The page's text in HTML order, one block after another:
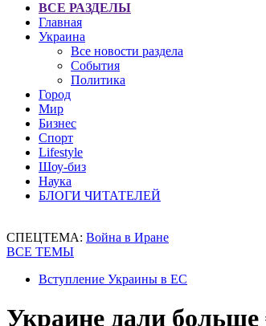
ВСЕ РАЗДЕЛЫ
Главная
Украина
Все новости раздела
События
Политика
Город
Мир
Бизнес
Спорт
Lifestyle
Шоу-биз
Наука
БЛОГИ ЧИТАТЕЛЕЙ
СПЕЦТЕМА: Война в Иране
ВСЕ ТЕМЫ
Вступление Украины в ЕС
Украине дали